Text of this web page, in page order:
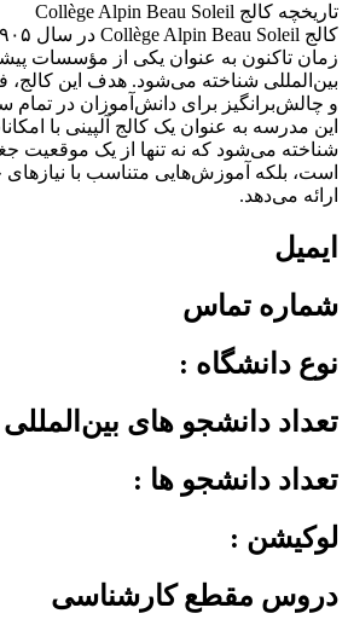
تاریخچه کالج Collège Alpin Beau Soleil
زمان تاکنون به عنوان یکی از مؤسسات
بین‌المللی شناخته می‌شود. هدف این کالج،
و چالش‌برانگیز برای دانش‌آموزان در
این مدرسه به عنوان یک کالج آلپینی با
شناخته می‌شود که نه تنها از یک موقعیت
است، بلکه آموزش‌هایی متناسب با نیازهای
ارائه می‌دهد.
ايميل
شماره تماس
نوع دانشگاه :
تعداد دانشجو های
تعداد دانشجو ها :
لوکیشن :
دروس مقطع کارشناسی